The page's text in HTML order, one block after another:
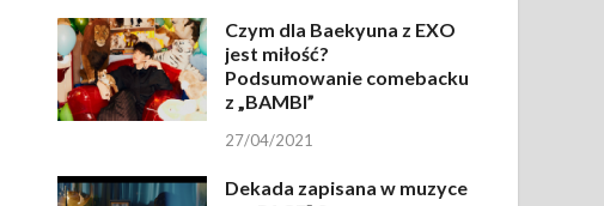
Czym dla Baekyuna z EXO
jest miłość?
Podsumowanie comebacku
z „BAMBI”
27/04/2021
Dekada zapisana w muzyce